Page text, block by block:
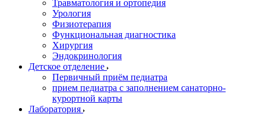
Травматология и ортопедия
Урология
Физиотерапия
Функциональная диагностика
Хирургия
Эндокринология
Детское отделение
Первичный приём педиатра
прием педиатра с заполнением санаторно-
курортной карты
Лаборатория